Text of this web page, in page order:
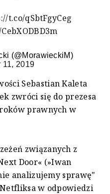
t.co/qSbtFgyCeg
(@MorawieckiM)
11, 2019
Sebastian Kaleta
zwróci się do prezesa
prawnych w
związanych z
Door« (»Iwan
analizujemy sprawę"
w odpowiedzi